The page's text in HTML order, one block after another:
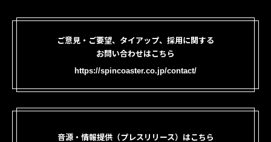
ご意見・ご要望、タイアップ、採用に関する
お問い合わせはこちら
https://spincoaster.co.jp/contact/
音源・情報提供（プレスリリース）はこちら